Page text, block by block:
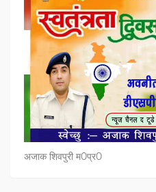
अजाक शिवपुरी म0प्र0